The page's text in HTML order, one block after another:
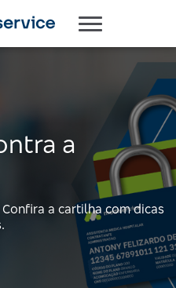
a
a cartilha com dicas